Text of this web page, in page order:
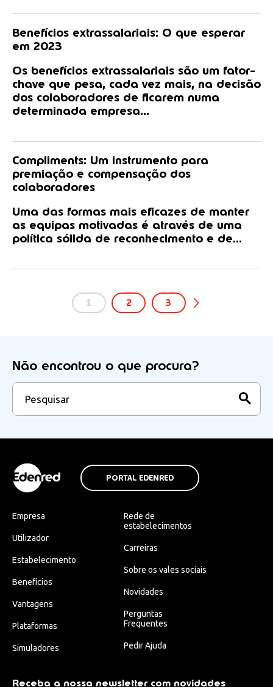
Benefícios extrassalariais: O que esperar
em 2023
Os benefícios extrassalariais são um fator-
chave que pesa, cada vez mais, na decisão
dos colaboradores de ficarem numa
determinada empresa...
Compliments: Um instrumento para
premiação e compensação dos
colaboradores
Uma das formas mais eficazes de manter
as equipas motivadas é através de uma
política sólida de reconhecimento e de...
1 2 3
Não encontrou o que procura?
PORTAL EDENRED
Empresa
Utilizador
Estabelecimento
Benefícios
Vantagens
Plataformas
Simuladores
Rede de
estabelecimentos
Carreiras
Sobre os vales sociais
Novidades
Perguntas
Frequentes
Pedir Ajuda
Receba a nossa newsletter com novidades